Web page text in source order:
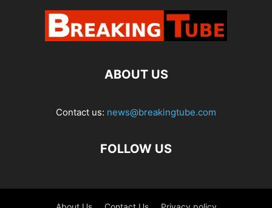
ABOUT US
Contact us: news@breakingtube.com
FOLLOW US